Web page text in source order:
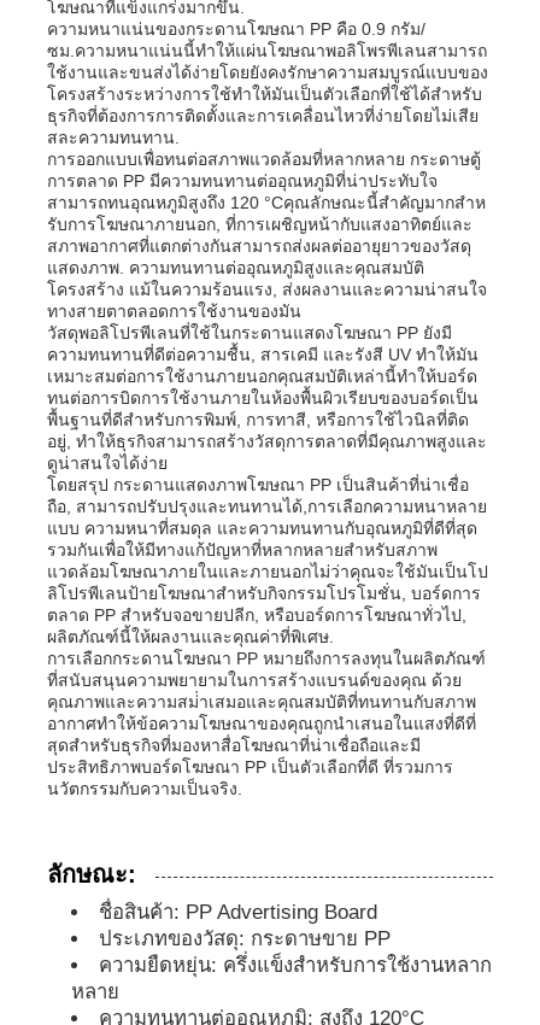
บ้าน
ผลิตภัณฑ์
เกี่ยวกับเรา
ทัวร์โรงงาน
ควบคุมคุณภาพ
ติดต่อเรา
ข่าว
ทุกกรณี
ขออ้าง
กระดาษพลาสติก pp
โฆษณาที่แข็งแกร่งมากขึ้น.
ความหนาแน่นของกระดานโฆษณา PP คือ 0.9 กรัม/
ซม.ความหนาแน่นนี้ทําให้แผ่นโฆษณาพอลิโพรพีเลนสามารถ
ใช้งานและขนส่งได้ง่ายโดยยังคงรักษาความสมบูรณ์แบบของ
โครงสร้างระหว่างการใช้ทําให้มันเป็นตัวเลือกที่ใช้ได้สําหรับ
ธุรกิจที่ต้องการการติดตั้งและการเคลื่อนไหวที่ง่ายโดยไม่เสีย
สละความทนทาน.
การออกแบบเพื่อทนต่อสภาพแวดล้อมที่หลากหลาย กระดาษตู้
การตลาด PP มีความทนทานต่ออุณหภูมิที่น่าประทับใจ
สามารถทนอุณหภูมิสูงถึง 120 °Cคุณลักษณะนี้สําคัญมากสําห
รับการโฆษณาภายนอก, ที่การเผชิญหน้ากับแสงอาทิตย์และ
สภาพอากาศที่แตกต่างกันสามารถส่งผลต่ออายุยาวของวัสดุ
แสดงภาพ. ความทนทานต่ออุณหภูมิสูงและคุณสมบัติ
โครงสร้าง แม้ในความร้อนแรง, ส่งผลงานและความน่าสนใจ
ทางสายตาตลอดการใช้งานของมัน
วัสดุพอลิโปรพีเลนที่ใช้ในกระดานแสดงโฆษณา PP ยังมี
ความทนทานที่ดีต่อความชื้น, สารเคมี และรังสี UV ทําให้มัน
เหมาะสมต่อการใช้งานภายนอกคุณสมบัติเหล่านี้ทําให้บอร์ด
ทนต่อการบิดการใช้งานภายในห้องพื้นผิวเรียบของบอร์ดเป็น
พื้นฐานที่ดีสําหรับการพิมพ์, การทาสี, หรือการใช้ไวนิลที่ติด
อยู่, ทําให้ธุรกิจสามารถสร้างวัสดุการตลาดที่มีคุณภาพสูงและ
ดูน่าสนใจได้ง่าย
โดยสรุป กระดานแสดงภาพโฆษณา PP เป็นสินค้าที่น่าเชื่อ
ถือ, สามารถปรับปรุงและทนทานได้,การเลือกความหนาหลาย
แบบ ความหนาที่สมดุล และความทนทานกับอุณหภูมิที่ดีที่สุด
รวมกันเพื่อให้มีทางแก้ปัญหาที่หลากหลายสําหรับสภาพ
แวดล้อมโฆษณาภายในและภายนอกไม่ว่าคุณจะใช้มันเป็นโป
ลิโปรพีเลนป้ายโฆษณาสําหรับกิจกรรมโปรโมชั่น, บอร์ดการ
ตลาด PP สําหรับจอขายปลีก, หรือบอร์ดการโฆษณาทั่วไป,
ผลิตภัณฑ์นี้ให้ผลงานและคุณค่าที่พิเศษ.
การเลือกกระดานโฆษณา PP หมายถึงการลงทุนในผลิตภัณฑ์
ที่สนับสนุนความพยายามในการสร้างแบรนด์ของคุณ ด้วย
คุณภาพและความสม่ําเสมอและคุณสมบัติที่ทนทานกับสภาพ
อากาศทําให้ข้อความโฆษณาของคุณถูกนําเสนอในแสงที่ดีที่
สุดสําหรับธุรกิจที่มองหาสื่อโฆษณาที่น่าเชื่อถือและมี
ประสิทธิภาพบอร์ดโฆษณา PP เป็นตัวเลือกที่ดี ที่รวมการ
นวัตกรรมกับความเป็นจริง.
ลักษณะ:
ชื่อสินค้า: PP Advertising Board
ประเภทของวัสดุ: กระดาษขาย PP
ความยืดหยุ่น: ครึ่งแข็งสําหรับการใช้งานหลาก
หลาย
ความทนทานต่ออุณหภูมิ: สูงถึง 120°C